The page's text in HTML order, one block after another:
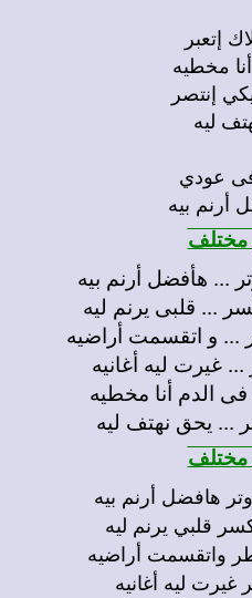
إتعبر
مخطيه
إنتصر
ليه
عودي
أرنم بيه
مختلف
... هأفضل أرنم بيه
... قلبى يرنم ليه
... و اتقسمت أراضيه
غيرت ليه أغانيه
فى الدم أنا مخطيه
... يحق نهتف ليه
مختلف
هافضل أرنم بيه
قلبي يرنم ليه
واتقسمت أراضيه
ليه أغانيه